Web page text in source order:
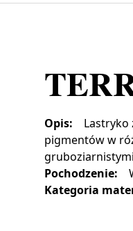
Opis:
Lastryko
pigmentów w
Pochodzenie:
Kategoria